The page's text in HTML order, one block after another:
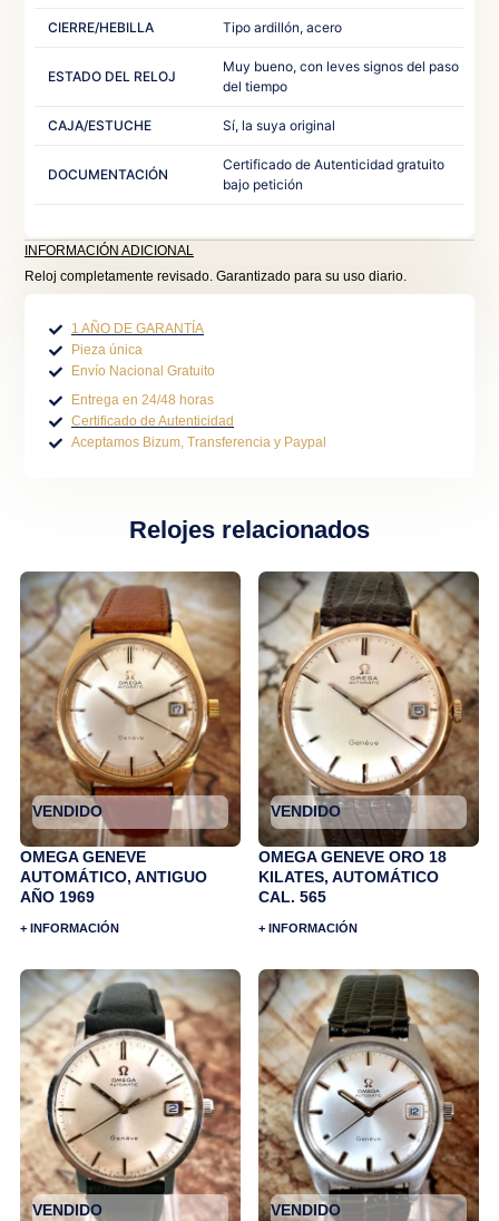
CIERRE/HEBILLA Tipo ardillón, acero
ESTADO DEL RELOJ
Muy bueno, con leves signos del paso
del tiempo
CAJA/ESTUCHE Sí, la suya original
DOCUMENTACIÓN
Certificado de Autenticidad gratuito
bajo petición
INFORMACIÓN ADICIONAL
Reloj completamente revisado. Garantizado para su uso diario.
1 AÑO DE GARANTÍA
Pieza única
Envío Nacional Gratuito
Entrega en 24/48 horas
Certificado de Autenticidad
Aceptamos Bizum, Transferencia y Paypal
Relojes relacionados
VENDIDO
OMEGA GENEVE
AUTOMÁTICO, ANTIGUO
AÑO 1969
+ INFORMACIÓN
VENDIDO
OMEGA GENEVE ORO 18
KILATES, AUTOMÁTICO
CAL. 565
+ INFORMACIÓN
VENDIDO VENDIDO